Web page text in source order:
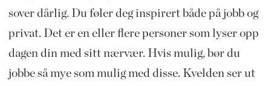
sover dårlig. Du føler deg inspirert både på jobb og
privat. Det er en eller flere personer som lyser opp
dagen din med sitt nærvær. Hvis mulig, bør du
jobbe så mye som mulig med disse. Kvelden ser ut